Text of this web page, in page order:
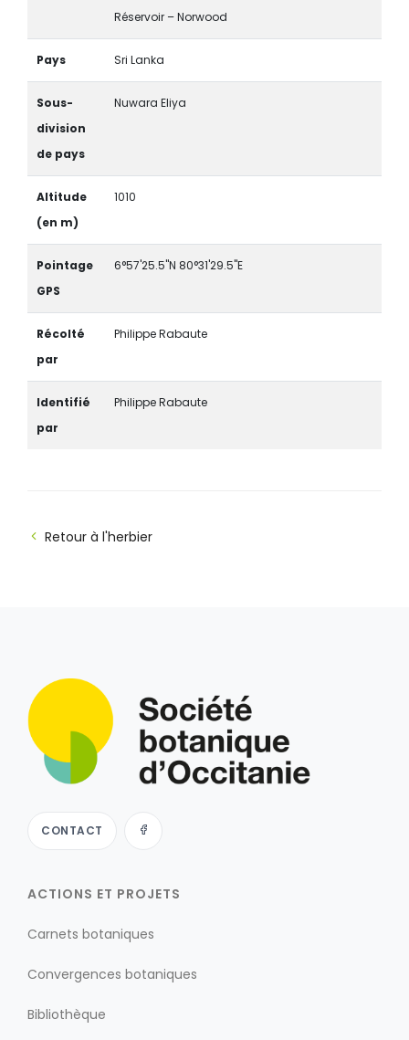
Réservoir – Norwood
Pays Sri Lanka
Sous-
division
de pays
Nuwara Eliya
Altitude
(en m)
1010
Pointage
GPS
6°57'25.5"N 80°31'29.5"E
Récolté
par
Philippe Rabaute
Identifié
par
Philippe Rabaute
Retour à l'herbier
CONTACT
ACTIONS ET PROJETS
Carnets botaniques
Convergences botaniques
Bibliothèque